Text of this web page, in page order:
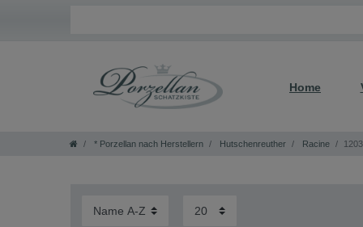
Home
* Porzellan nach Herstellern Hutschenreuther Racine